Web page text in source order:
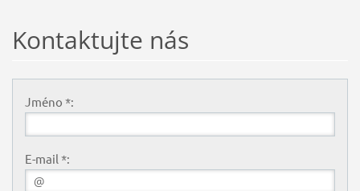
Kontaktujte nás
Jméno *:
E-mail *: